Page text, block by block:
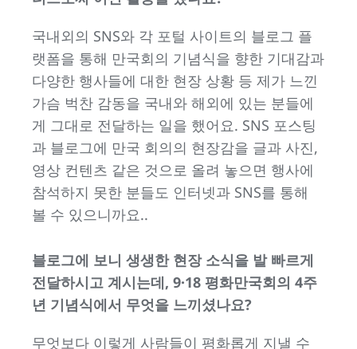
국내외의 SNS와 각 포털 사이트의 블로그 플
랫폼을 통해 만국회의 기념식을 향한 기대감과
다양한 행사들에 대한 현장 상황 등 제가 느낀
가슴 벅찬 감동을 국내와 해외에 있는 분들에
게 그대로 전달하는 일을 했어요. SNS 포스팅
과 블로그에 만국 회의의 현장감을 글과 사진,
영상 컨텐츠 같은 것으로 올려 놓으면 행사에
참석하지 못한 분들도 인터넷과 SNS를 통해
볼 수 있으니까요..
블로그에 보니 생생한 현장 소식을 발 빠르게
전달하시고 계시는데, 9·18 평화만국회의 4주
년 기념식에서 무엇을 느끼셨나요?
무엇보다 이렇게 사람들이 평화롭게 지낼 수